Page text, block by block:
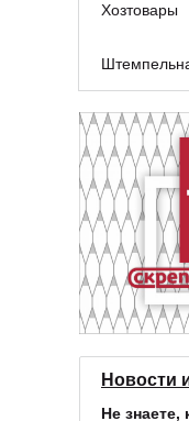
Хозтовары
Новости
Не знаете,